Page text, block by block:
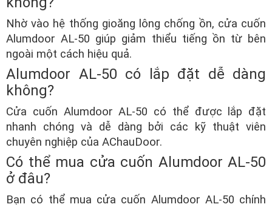
Nhờ vào hệ thống gioăng lông chống ồn, cửa cuốn
Alumdoor AL-50 giúp giảm thiểu tiếng ồn từ bên
ngoài một cách hiệu quả.
Alumdoor AL-50 có lắp đặt dễ dàng
không?
Cửa cuốn Alumdoor AL-50 có thể được lắp đặt
nhanh chóng và dễ dàng bởi các kỹ thuật viên
chuyên nghiệp của AChauDoor.
Có thể mua cửa cuốn Alumdoor AL-50
ở đâu?
Bạn có thể mua cửa cuốn Alumdoor AL-50 chính